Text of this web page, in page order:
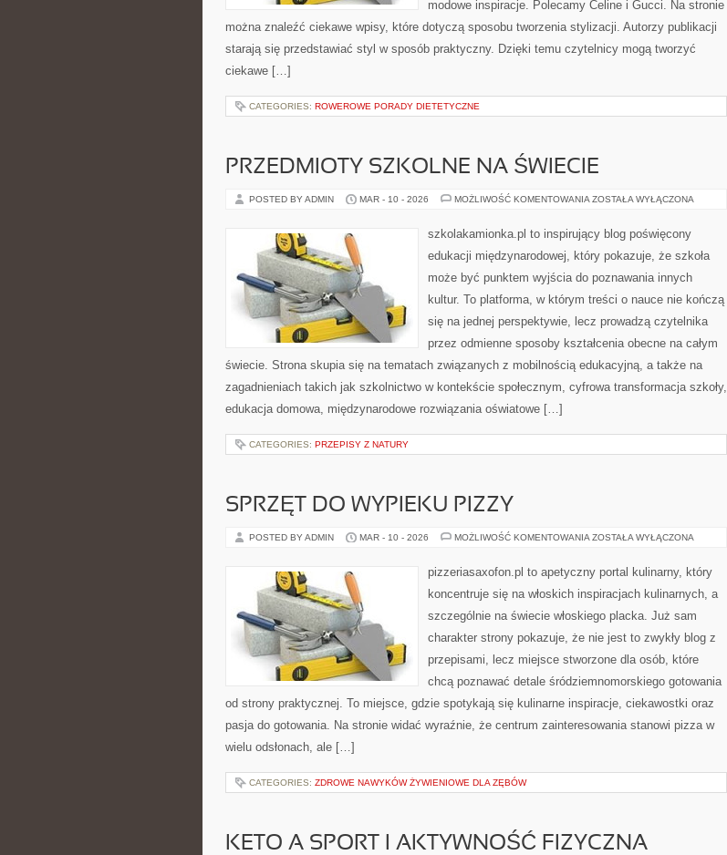
modowe inspiracje. Polecamy Celine i Gucci. Na stronie
można znaleźć ciekawe wpisy, które dotyczą sposobu tworzenia stylizacji. Autorzy publikacji
starają się przedstawiać styl w sposób praktyczny. Dzięki temu czytelnicy mogą tworzyć
ciekawe […]
CATEGORIES: ROWEROWE PORADY DIETETYCZNE
PRZEDMIOTY SZKOLNE NA ŚWIECIE
POSTED BY ADMIN MAR - 10 - 2026 MOŻLIWOŚĆ KOMENTOWANIA PRZEDMIOTY
ŚWIECIE
ZOSTAŁA WYŁĄCZONA
szkolakamionka.pl to inspirujący blog poświęcony
edukacji międzynarodowej, który pokazuje, że szkoła
może być punktem wyjścia do poznawania innych
kultur. To platforma, w którym treści o nauce nie kończą
się na jednej perspektywie, lecz prowadzą czytelnika
przez odmienne sposoby kształcenia obecne na całym
świecie. Strona skupia się na tematach związanych z mobilnością edukacyjną, a także na
zagadnieniach takich jak szkolnictwo w kontekście społecznym, cyfrowa transformacja szkoły,
edukacja domowa, międzynarodowe rozwiązania oświatowe […]
CATEGORIES: PRZEPISY Z NATURY
SPRZĘT DO WYPIEKU PIZZY
POSTED BY ADMIN MAR - 10 - 2026 MOŻLIWOŚĆ KOMENTOWANIA SPRZĘT
PIZZY
ZOSTAŁA WYŁĄCZONA
pizzeriasaxofon.pl to apetyczny portal kulinarny, który
koncentruje się na włoskich inspiracjach kulinarnych, a
szczególnie na świecie włoskiego placka. Już sam
charakter strony pokazuje, że nie jest to zwykły blog z
przepisami, lecz miejsce stworzone dla osób, które
chcą poznawać detale śródziemnomorskiego gotowania
od strony praktycznej. To miejsce, gdzie spotykają się kulinarne inspiracje, ciekawostki oraz
pasja do gotowania. Na stronie widać wyraźnie, że centrum zainteresowania stanowi pizza w
wielu odsłonach, ale […]
CATEGORIES: ZDROWE NAWYKÓW ŻYWIENIOWE DLA ZĘBÓW
KETO A SPORT I AKTYWNOŚĆ FIZYCZNA